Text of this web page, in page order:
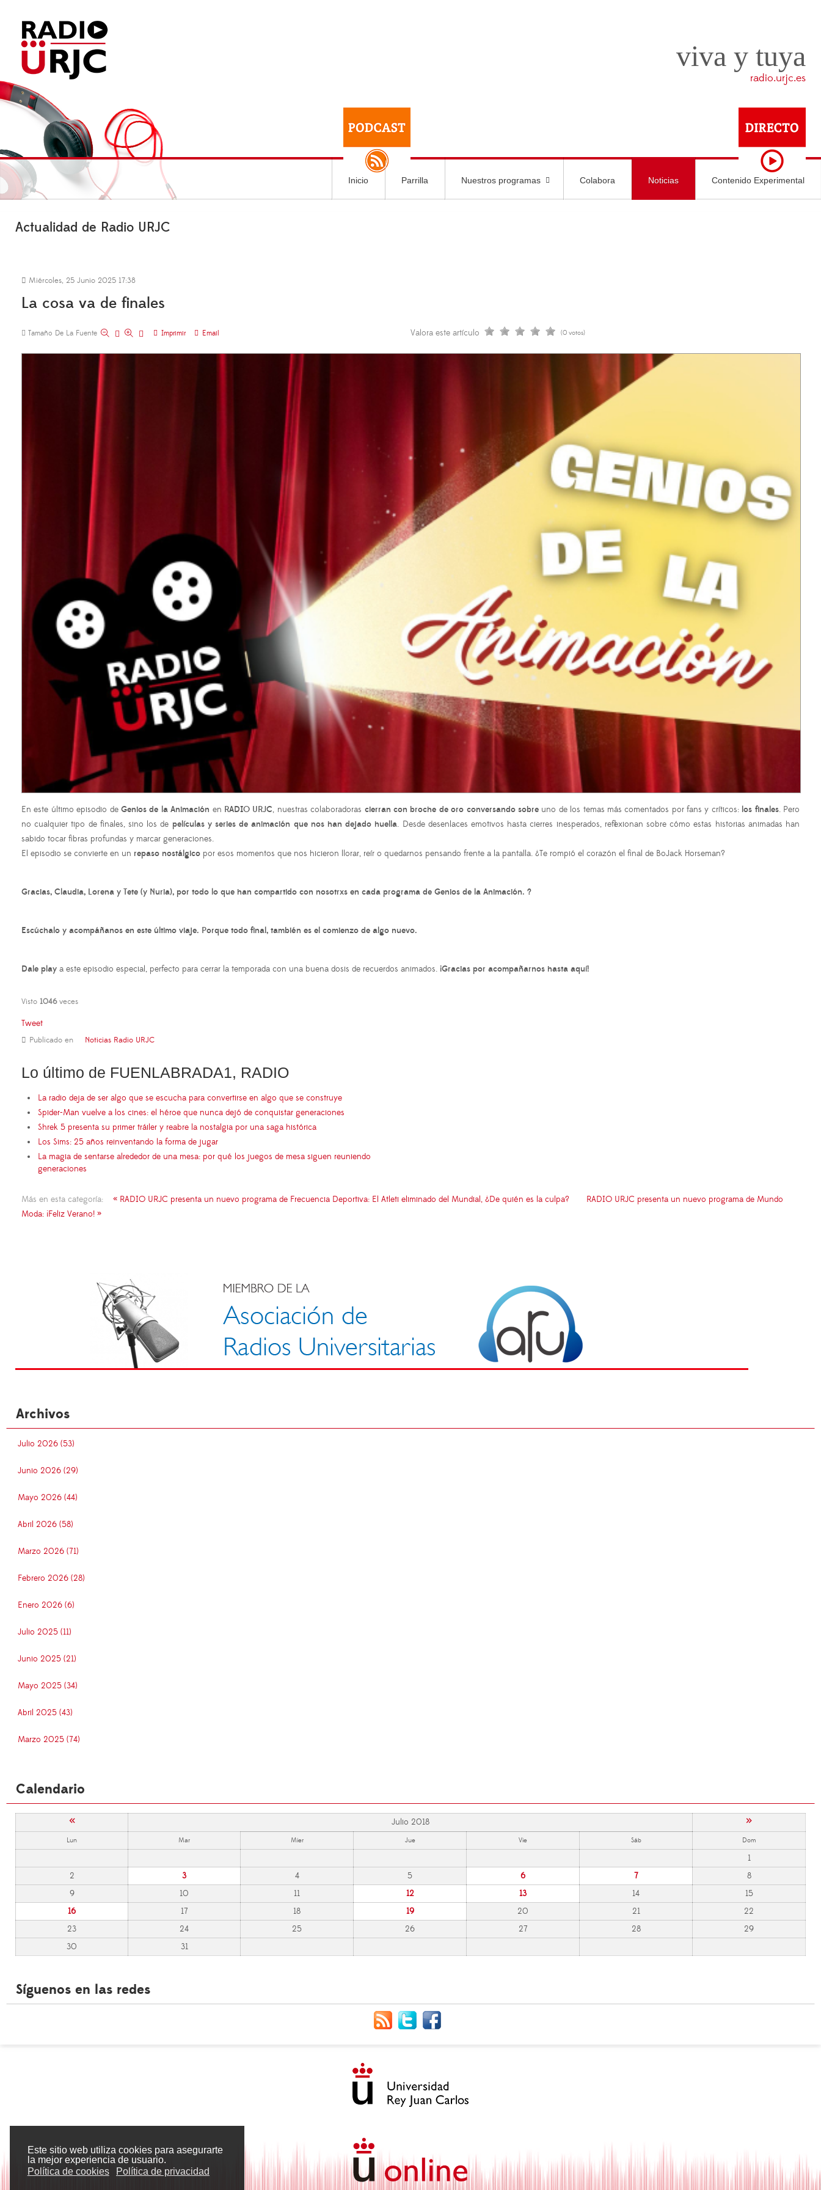
Este sitio web utiliza cookies para asegurarte
la mejor experiencia de usuario.
Política de cookies
Política de privacidad
viva y tuya
radio.urjc.es
Inicio Parrilla Nuestros programas Colabora Noticias Contenido Experimental
Actualidad de Radio URJC
Miércoles, 25 Junio 2025 17:38
La cosa va de finales
Tamaño De La Fuente Imprimir Email Valora este artículo (0 votos)
En este último episodio de Genios de la Animación en RADIO URJC, nuestras colaboradoras cierran con broche de oro conversando sobreuno de los temas más comentados por fans y críticos: los finales. Pero
no cualquier tipo de finales, sino los de películas y series de animación que nos han dejado huella. Desde desenlaces emotivos hasta cierres inesperados, reflexionan sobre cómo estas historias animadas han
sabido tocar fibras profundas y marcar generaciones.
El episodio se convierte en un repaso nostálgico por esos momentos que nos hicieron llorar, reír o quedarnos pensando frente a la pantalla. ¿Te rompió el corazón el final de BoJack Horseman?
Gracias, Claudia, Lorena y Tete (y Nuria), por todo lo que han compartido con nosotrxs en cada programa de Genios de la Animación. ?
Escúchalo y acompáñanos en este último viaje. Porque todo final, también es el comienzo de algo nuevo.
Dale play a este episodio especial, perfecto para cerrar la temporada con una buena dosis de recuerdos animados. ¡Gracias por acompañarnos hasta aquí!
Visto 1046veces
Tweet
Publicado en Noticias Radio URJC
Lo último de FUENLABRADA1, RADIO
La radio deja de ser algo que se escucha para convertirse en algo que se construye
Spider-Man vuelve a los cines: el héroe que nunca dejó de conquistar generaciones
Shrek 5 presenta su primer tráiler y reabre la nostalgia por una saga histórica
Los Sims: 25 años reinventando la forma de jugar
La magia de sentarse alrededor de una mesa: por qué los juegos de mesa siguen reuniendo
generaciones
Más en esta categoría: « RADIO URJC presenta un nuevo programa de Frecuencia Deportiva: El Atleti eliminado del Mundial, ¿De quién es la culpa?
RADIO URJC presenta un nuevo programa de Mundo
Moda: ¡Feliz Verano! »
Archivos
Julio 2026 (53)
Junio 2026 (29)
Mayo 2026 (44)
Abril 2026 (58)
Marzo 2026 (71)
Febrero 2026 (28)
Enero 2026 (6)
Julio 2025 (11)
Junio 2025 (21)
Mayo 2025 (34)
Abril 2025 (43)
Marzo 2025 (74)
Calendario
« Julio 2018 »
Lun Mar Mier Jue Vie Sáb Dom
1
2
3 4 5 6 7
8
9
10 11 12 13 14
15
16
17 18 19 20 21
22
23
24 25 26 27 28
29
30
31
Síguenos en las redes